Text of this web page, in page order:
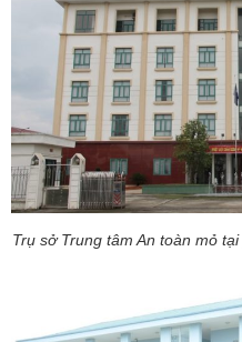
Trụ sở Trung tâm An toàn mỏ